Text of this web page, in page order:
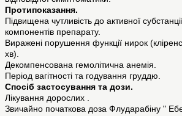
Протипоказання.
Підвищена чутливість до активної
компонентів препарату.
Виражені порушення функції нирок
хв).
Декомпенсована гемолітична анемія.
Період вагітності та годування груддю.
Спосіб застосування та дози.
Лікування дорослих .
Звичайно початкова доза Флударабіну "